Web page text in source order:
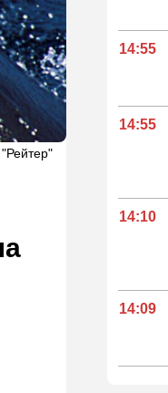
14:55
14:55
14:10
14:09